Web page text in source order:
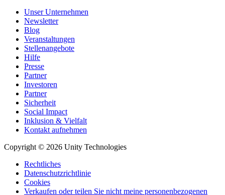
Unser Unternehmen
Newsletter
Blog
Veranstaltungen
Stellenangebote
Hilfe
Presse
Partner
Investoren
Partner
Sicherheit
Social Impact
Inklusion & Vielfalt
Kontakt aufnehmen
Copyright © 2026 Unity Technologies
Rechtliches
Datenschutzrichtlinie
Cookies
Verkaufen oder teilen Sie nicht meine personenbezogenen